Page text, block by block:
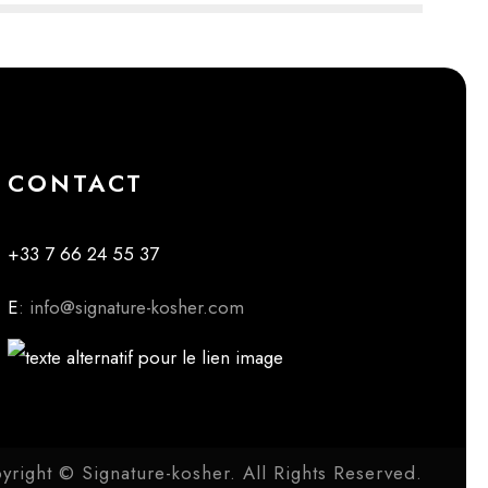
CONTACT
+33 7 66 24 55 37
E: info@signature-kosher.com
© Signature-kosher. All Rights Reserved.